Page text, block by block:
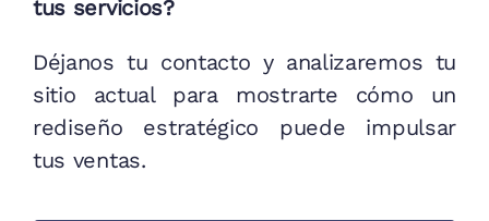
tus servicios?
Déjanos tu contacto y analizaremos tu
sitio actual para mostrarte cómo un
rediseño estratégico puede impulsar
tus ventas.